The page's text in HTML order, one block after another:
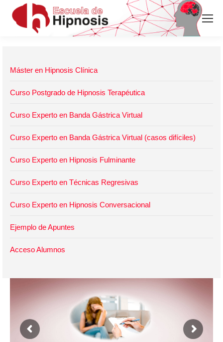
Máster en Hipnosis Clínica
Curso Postgrado de Hipnosis Terapéutica
Curso Experto en Banda Gástrica Virtual
Curso Experto en Banda Gástrica Virtual (casos difíciles)
Curso Experto en Hipnosis Fulminante
Curso Experto en Técnicas Regresivas
Curso Experto en Hipnosis Conversacional
Ejemplo de Apuntes
Acceso Alumnos